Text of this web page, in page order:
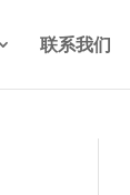
联系我们